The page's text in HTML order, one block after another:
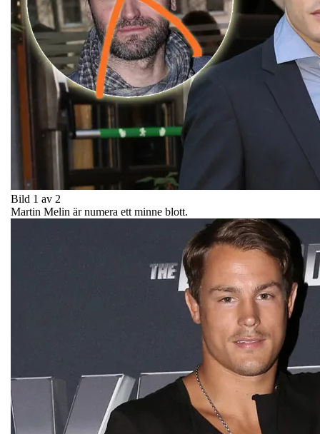
Bild 1 av 2
Martin Melin är numera ett minne blott.